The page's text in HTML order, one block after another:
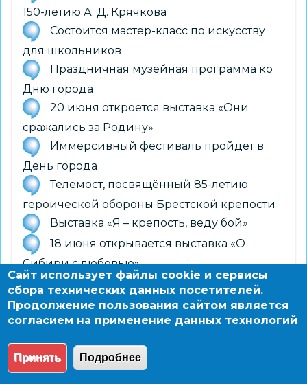
150-летию А. Д. Крячкова
Состоится мастер-класс по искусству
для школьников
Праздничная музейная программа ко
Дню города
20 июня откроется выставка «Они
сражались за Родину»
Иммерсивный фестиваль пройдет в
День города
Телемост, посвящённый 85-летию
героической обороны Брестской крепости
Выставка «Я – крепость, веду бой»
18 июня открывается выставка «О
Сибири с любовью»
9 июня откроется выставка
«Правильное детство»
11 июня открывается выставка «Родня»
© 2004 - 2026 Новосибирский информационно-
Сайт использует файлы cookie и сервисы
сбора технических данных посетителей.
Продолжение пользования сайтом является
согласием на применение данных технологий
Принять Подробнее